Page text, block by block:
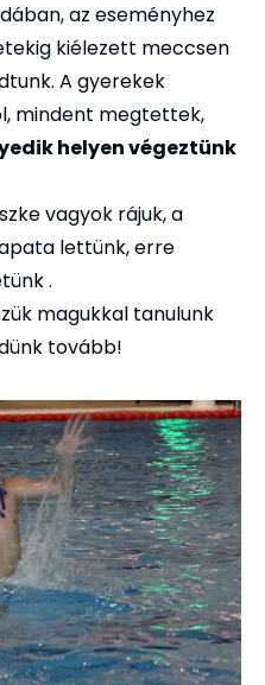
az eseményhez
kiélezett meccsen
A gyerekek
mindent megtettek,
helyen végeztünk
vagyok rájuk, a
lettünk, erre
.
magukkal tanulunk
tovább!